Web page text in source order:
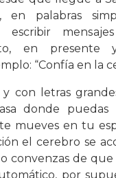
en palabras
escribir
en
“Confía en la
y con letras
donde puedas
mueves en tu
el cerebro se
convenzas de que
por